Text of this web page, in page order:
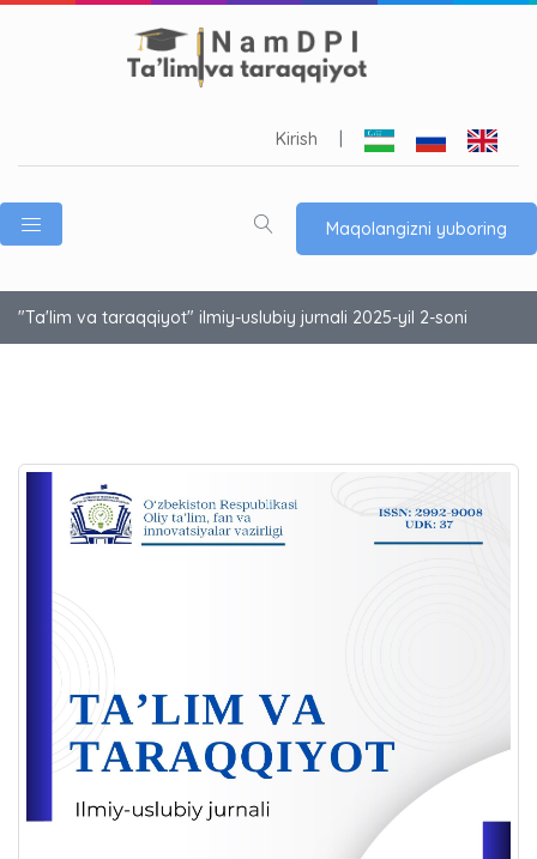
Kirish
Maqolangizni yuboring
"Ta'lim va taraqqiyot" ilmiy-uslubiy jurnali 2025-yil 2-soni